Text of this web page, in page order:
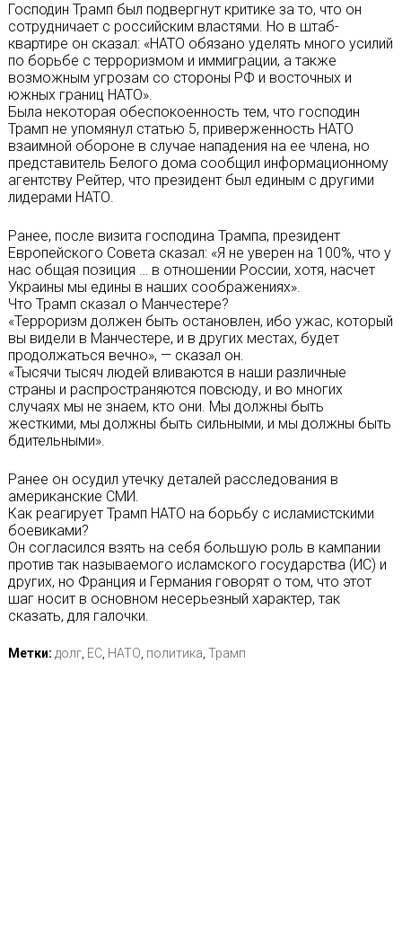
Господин Трамп был подвергнут критике за то, что он
сотрудничает с российским властями. Но в штаб-
квартире он сказал: «НАТО обязано уделять много усилий
по борьбе с терроризмом и иммиграции, а также
возможным угрозам со стороны РФ и восточных и
южных границ НАТО».
Была некоторая обеспокоенность тем, что господин
Трамп не упомянул статью 5, приверженность НАТО
взаимной обороне в случае нападения на ее члена, но
представитель Белого дома сообщил информационному
агентству Рейтер, что президент был единым с другими
лидерами НАТО.
Ранее, после визита господина Трампа, президент
Европейского Совета сказал: «Я не уверен на 100%, что у
нас общая позиция … в отношении России, хотя, насчет
Украины мы едины в наших соображениях».
Что Трамп сказал о Манчестере?
«Терроризм должен быть остановлен, ибо ужас, который
вы видели в Манчестере, и в других местах, будет
продолжаться вечно», — сказал он.
«Тысячи тысяч людей вливаются в наши различные
страны и распространяются повсюду, и во многих
случаях мы не знаем, кто они. Мы должны быть
жесткими, мы должны быть сильными, и мы должны быть
бдительными».
Ранее он осудил утечку деталей расследования в
американские СМИ.
Как реагирует Трамп НАТО на борьбу с исламистскими
боевиками?
Он согласился взять на себя большую роль в кампании
против так называемого исламского государства (ИС) и
других, но Франция и Германия говорят о том, что этот
шаг носит в основном несерьезный характер, так
сказать, для галочки.
Метки: долг ЕС НАТО политика Трамп